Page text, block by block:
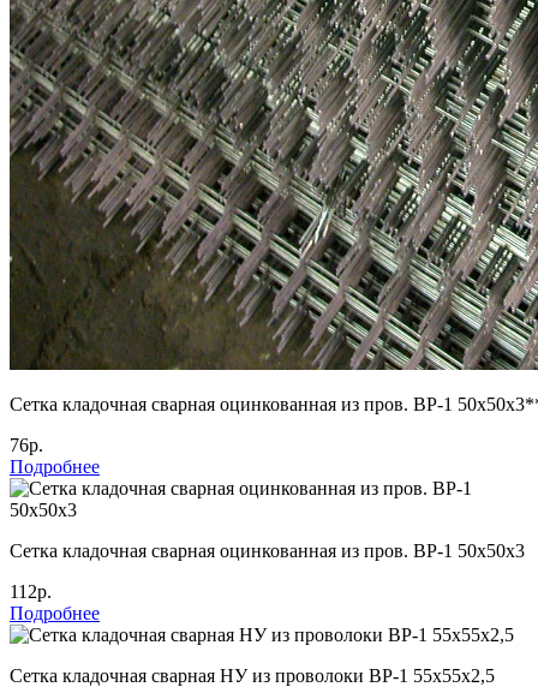
Сетка кладочная сварная оцинкованная из пров. ВР-1
76р.
Подробнее
Сетка кладочная сварная оцинкованная из пров. ВР-1 50х50х3
112р.
Подробнее
Сетка кладочная сварная НУ из проволоки ВР-1 55х55х2,5